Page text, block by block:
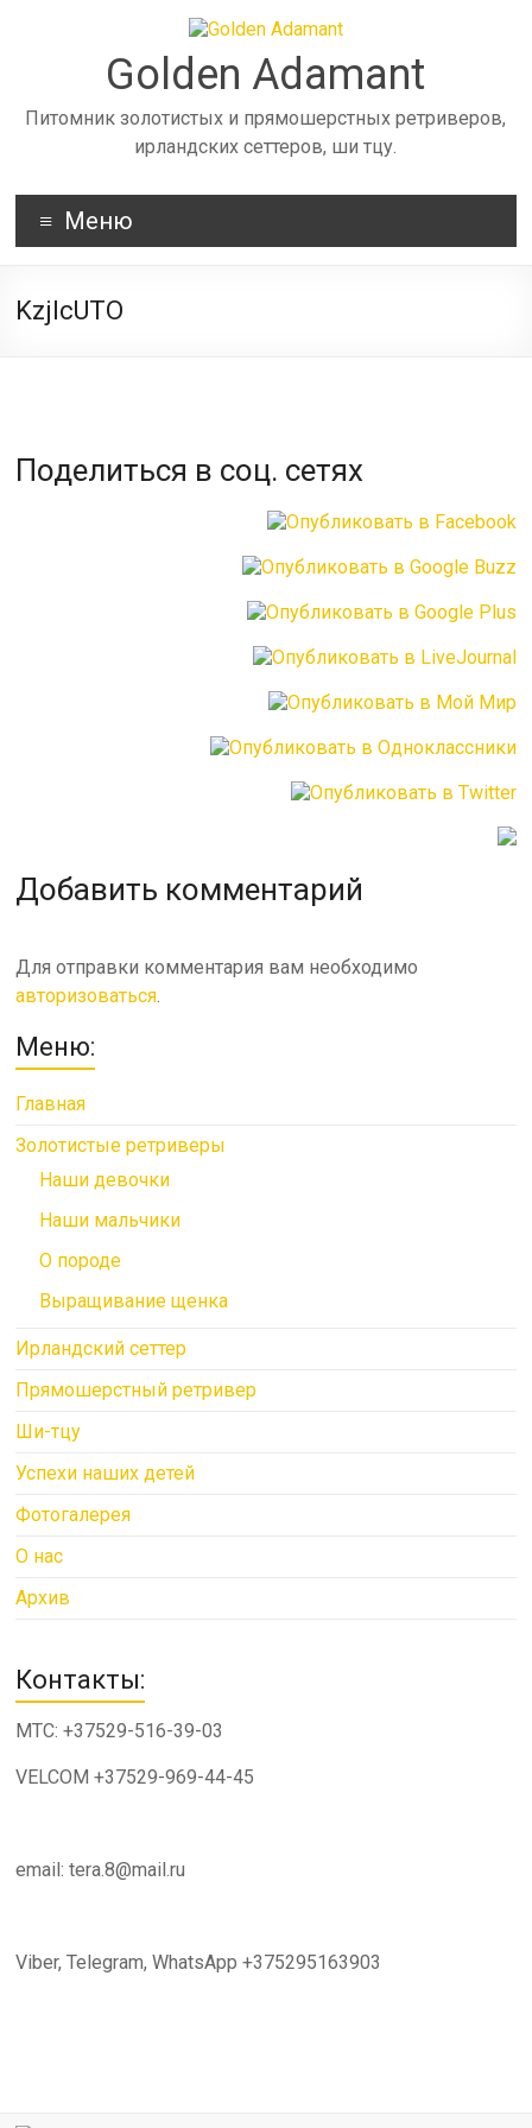
Golden Adamant
Питомник золотистых и прямошерстных ретриверов,
ирландских сеттеров, ши тцу.
Меню
KzjlcUTO
Поделиться в соц. сетях
Добавить комментарий
Для отправки комментария вам необходимо
авторизоваться.
Меню:
Главная
Золотистые ретриверы
Наши девочки
Наши мальчики
О породе
Выращивание щенка
Ирландский сеттер
Прямошерстный ретривер
Ши-тцу
Успехи наших детей
Фотогалерея
О нас
Архив
Контакты:
МТС: +37529-516-39-03
VELCOM +37529-969-44-45
email: tera.8@mail.ru
Viber, Telegram, WhatsApp +375295163903